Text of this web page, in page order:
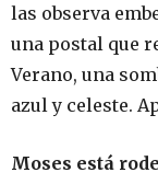
las observa
una postal que
Verano, una
azul y celeste.
Moses está